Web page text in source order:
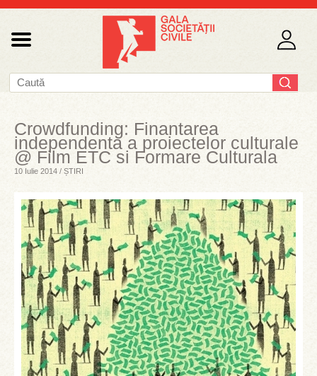
Crowdfunding: Finantarea
independenta a proiectelor culturale
@ Film ETC si Formare Culturala
10 Iulie 2014 / ȘTIRI